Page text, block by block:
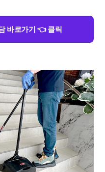
바로가기 👈 클릭